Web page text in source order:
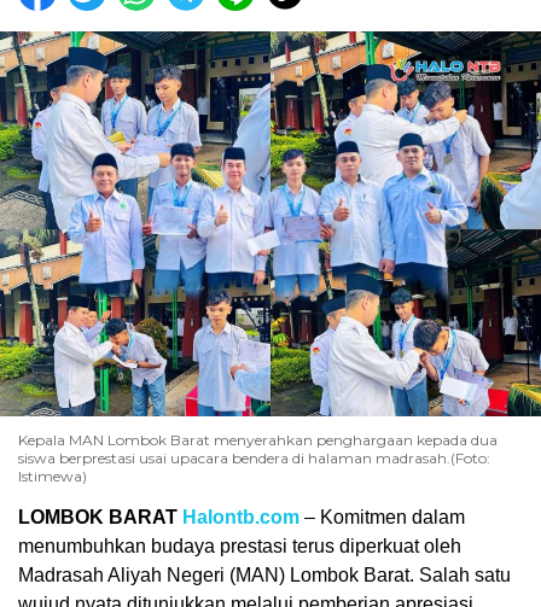
Kepala MAN Lombok Barat menyerahkan penghargaan kepada dua
siswa berprestasi usai upacara bendera di halaman madrasah.(Foto:
Istimewa)
LOMBOK BARAT Halontb.com – Komitmen dalam
menumbuhkan budaya prestasi terus diperkuat oleh
Madrasah Aliyah Negeri (MAN) Lombok Barat. Salah satu